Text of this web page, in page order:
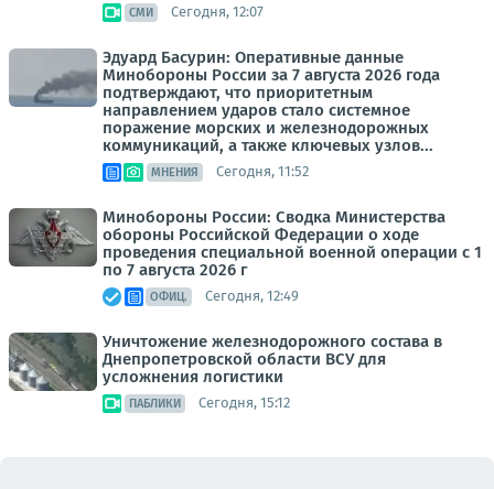
СМИ Сегодня, 12:07
Эдуард Басурин: Оперативные данные
Минобороны России за 7 августа 2026 года
подтверждают, что приоритетным
направлением ударов стало системное
поражение морских и железнодорожных
коммуникаций, а также ключевых узлов...
МНЕНИЯ Сегодня, 11:52
Минобороны России: Сводка Министерства
обороны Российской Федерации о ходе
проведения специальной военной операции с 1
по 7 августа 2026 г
ОФИЦ. Сегодня, 12:49
Уничтожение железнодорожного состава в
Днепропетровской области ВСУ для
усложнения логистики
ПАБЛИКИ Сегодня, 15:12